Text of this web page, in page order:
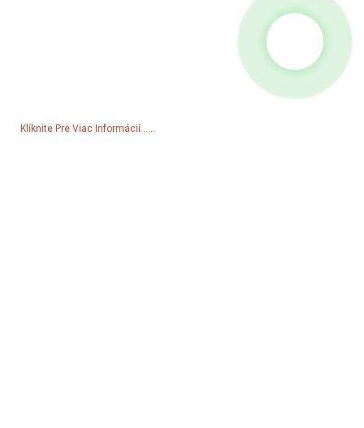
V prípade otázok ohľadom našich produktov alebo cenníka nám,
prosím, zanechajte svoj e-mail a my sa s vami spojíme do 24 hodín.
Kliknite Pre Viac Informácií......